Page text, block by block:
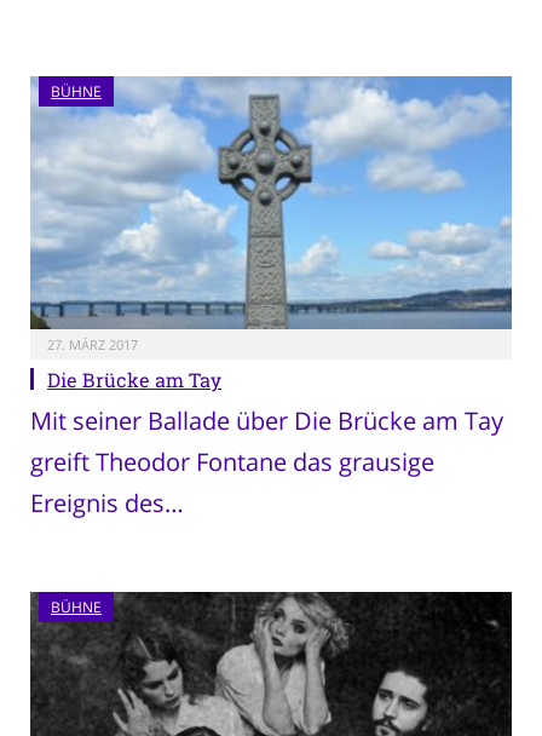
BÜHNE
27. MÄRZ 2017
Die Brücke am Tay
Mit seiner Ballade über Die Brücke am Tay
greift Theodor Fontane das grausige
Ereignis des…
BÜHNE